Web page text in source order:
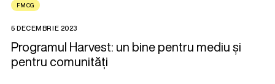
FMCG
5 DECEMBRIE 2023
Programul Harvest: un bine pentru mediu și
pentru comunități